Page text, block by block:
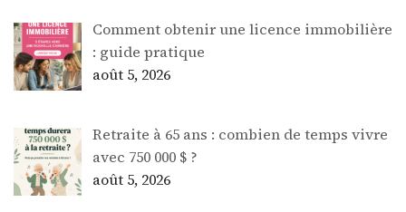
Comment obtenir une licence immobilière
: guide pratique
août 5, 2026
Retraite à 65 ans : combien de temps vivre
avec 750 000 $ ?
août 5, 2026